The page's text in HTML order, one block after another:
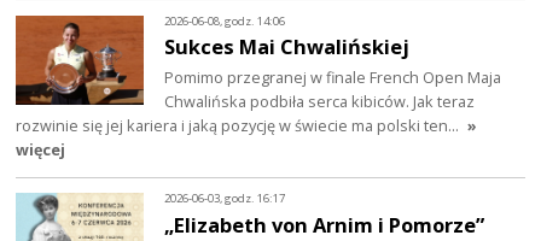
2026-06-08, godz. 14:06
Sukces Mai Chwalińskiej
Pomimo przegranej w finale French Open Maja
Chwalińska podbiła serca kibiców. Jak teraz
rozwinie się jej kariera i jaką pozycję w świecie ma polski ten… »
więcej
2026-06-03, godz. 16:17
„Elizabeth von Arnim i Pomorze”